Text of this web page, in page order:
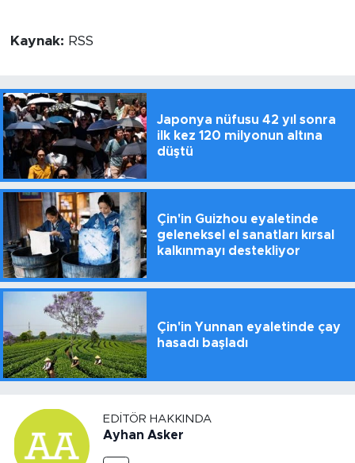
Kaynak: RSS
Japonya nüfusu 42 yıl sonra
ilk kez 120 milyonun altına
düştü
Çin'in Guizhou eyaletinde
geleneksel el sanatları kırsal
kalkınmayı destekliyor
Çin'in Yunnan eyaletinde çay
hasadı başladı
EDITÖR HAKKINDA
Ayhan Asker